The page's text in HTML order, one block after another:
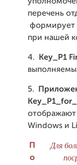
перечень
формирует
при нашей
4. Key_P1
5.
отображают
Windows и
П
о
Для